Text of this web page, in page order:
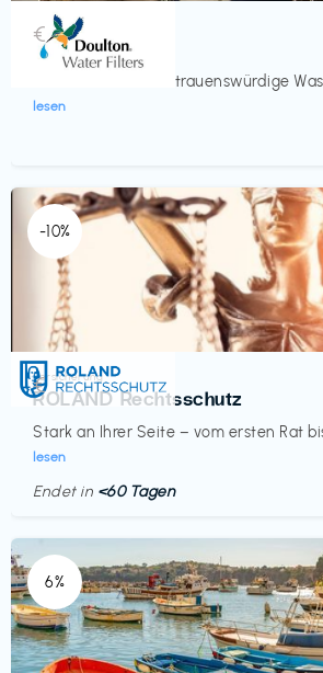
Küche & Haushalt
Doulton
Seit 200 Jahren vertrauenswürdige
lesen
€‎
-10%
Versicherung
ROLAND Rechtsschutz
Stark an Ihrer Seite – vom ersten Rat
lesen
€‎
Endet in <60 Tagen
6%